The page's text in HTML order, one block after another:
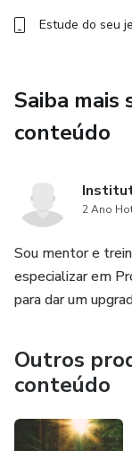
- Principais
Estude do seu
Saiba mais
conteúdo
2 Ano
Sou mentor e
especializar em
para dar um
Outros
conteúdo